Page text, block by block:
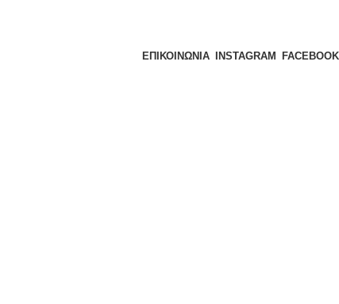
ΕΠΙΚΟΙΝΩΝΙΑ INSTAGRAM FACEBOOK